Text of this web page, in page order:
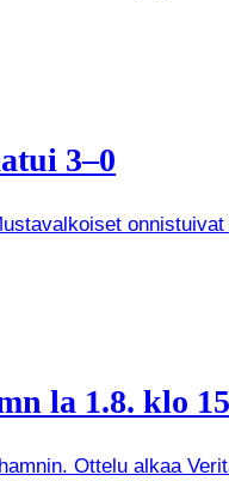
3–0
la 1.8. klo
Ottelu alkaa